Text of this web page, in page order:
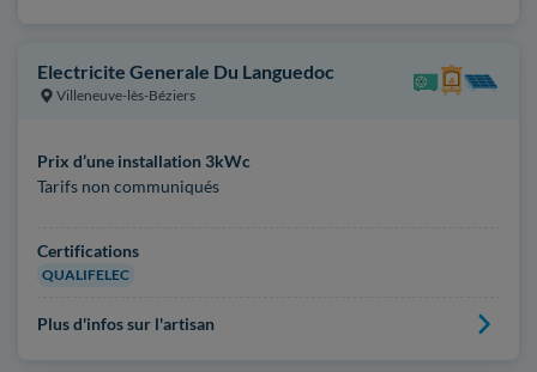
Electricite Generale Du Languedoc
Villeneuve-lès-Béziers
Prix d’une installation 3kWc
Tarifs non communiqués
Certifications
QUALIFELEC
Plus d'infos sur l'artisan